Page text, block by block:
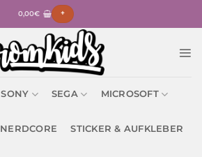
0,00€ +
SONY SEGA MICROSOFT
NERDCORE STICKER & AUFKLEBER